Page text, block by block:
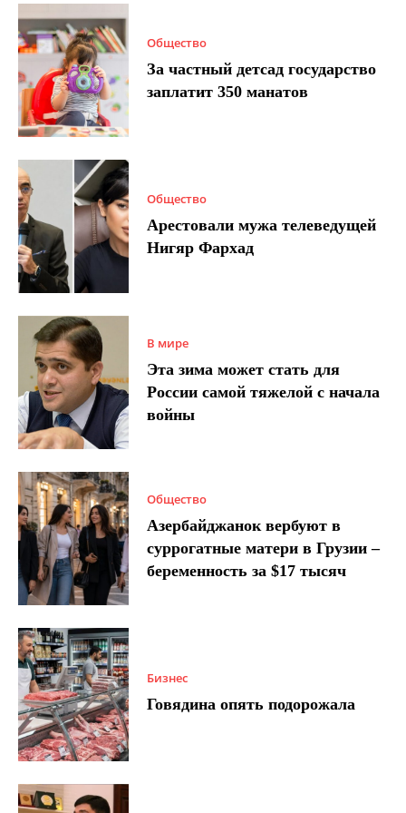
Общество
За частный детсад государство
заплатит 350 манатов
Общество
Арестовали мужа телеведущей
Нигяр Фархад
В мире
Эта зима может стать для
России самой тяжелой с начала
войны
Общество
Азербайджанок вербуют в
суррогатные матери в Грузии –
беременность за $17 тысяч
Бизнес
Говядина опять подорожала